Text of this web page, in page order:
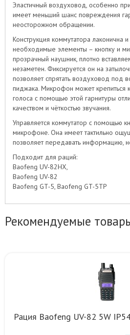
Эластичный воздуховод, особенно
имеет меньший шанс повреждения
неосторожном обращении.
Конструкция коммутатора лаконична
необходимые элементы – кнопку и
прозрачный наушник, плотно
незаметен. Фиксируется он на
позволяет спрятать воздуховод под
пиджака. Микрофон может
голоса с помощью этой гарнитуры
качеством и чёткостью звучания.
Управляется коммутатор с помощью
микрофоне. Она имеет тактильно
позволяет передавать информацию,
Подходит для раций:
Baofeng UV-82HX,
Baofeng UV-82
Baofeng GT-5, Baofeng GT-5TP
Рекомендуемые
Рация Baofeng UV-82 5W